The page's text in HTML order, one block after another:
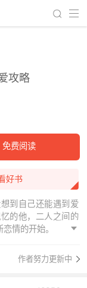
攻略
免费阅读
好书
到自己还能遇到爱
的他，二人之间的
情的开始。
作者努力更新中